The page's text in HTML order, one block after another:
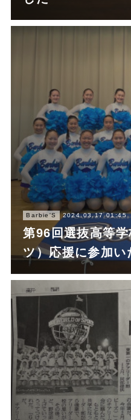
Barbie'S 2024.03.17 01:45
第96回選抜高等
ツ）応援に参加い